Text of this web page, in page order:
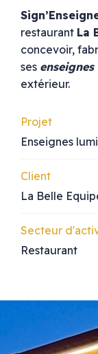
restaurant La
concevoir,
ses
extérieur.
Projet
Enseignes
Client
La Belle
Secteur
Restaurant